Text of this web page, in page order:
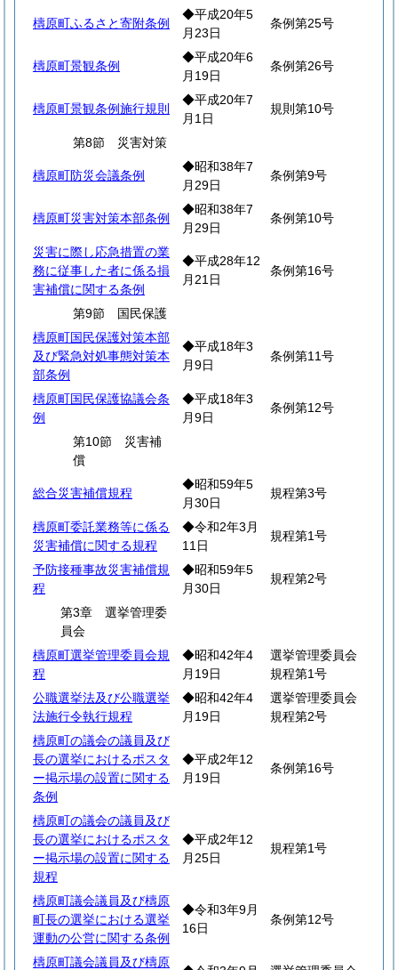
檮原町ふるさと寄附条例
◆平成20年5
月23日
条例第25号
檮原町景観条例
◆平成20年6
月19日
条例第26号
檮原町景観条例施行規則
◆平成20年7
月1日
規則第10号
第8節 災害対策
檮原町防災会議条例
◆昭和38年7
月29日
条例第9号
檮原町災害対策本部条例
◆昭和38年7
月29日
条例第10号
災害に際し応急措置の業
務に従事した者に係る損
害補償に関する条例
◆平成28年12
月21日
条例第16号
第9節 国民保護
檮原町国民保護対策本部
及び緊急対処事態対策本
部条例
◆平成18年3
月9日
条例第11号
檮原町国民保護協議会条
例
◆平成18年3
月9日
条例第12号
第10節 災害補
償
総合災害補償規程
◆昭和59年5
月30日
規程第3号
檮原町委託業務等に係る
災害補償に関する規程
◆令和2年3月
11日
規程第1号
予防接種事故災害補償規
程
◆昭和59年5
月30日
規程第2号
第3章 選挙管理委
員会
檮原町選挙管理委員会規
程
◆昭和42年4
月19日
選挙管理委員会
規程第1号
公職選挙法及び公職選挙
法施行令執行規程
◆昭和42年4
月19日
選挙管理委員会
規程第2号
檮原町の議会の議員及び
長の選挙におけるポスタ
ー掲示場の設置に関する
条例
◆平成2年12
月19日
条例第16号
檮原町の議会の議員及び
長の選挙におけるポスタ
ー掲示場の設置に関する
規程
◆平成2年12
月25日
規程第1号
檮原町議会議員及び檮原
町長の選挙における選挙
運動の公営に関する条例
◆令和3年9月
16日
条例第12号
檮原町議会議員及び檮原